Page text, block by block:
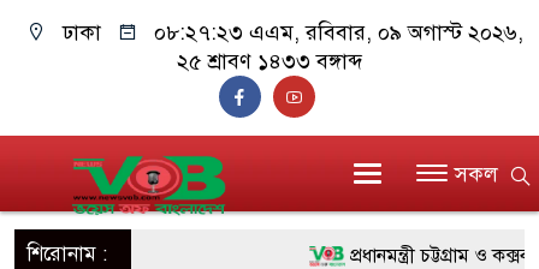
ঢাকা ০৮:২৭:২৪ এএম, রবিবার, ০৯ অগাস্ট ২০২৬,
২৫ শ্রাবণ ১৪৩৩ বঙ্গাব্দ
সকল
শিরোনাম : প্রধানমন্ত্রী চট্টগ্রাম ও